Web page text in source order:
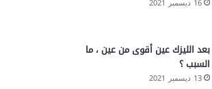
16 ديسمبر 2021
بعد الليزك عين أقوى من عين ، ما
السبب ؟
13 ديسمبر 2021